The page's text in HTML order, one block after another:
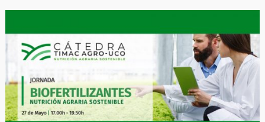
Jornada
Nutrición
Agraria
Sostenible